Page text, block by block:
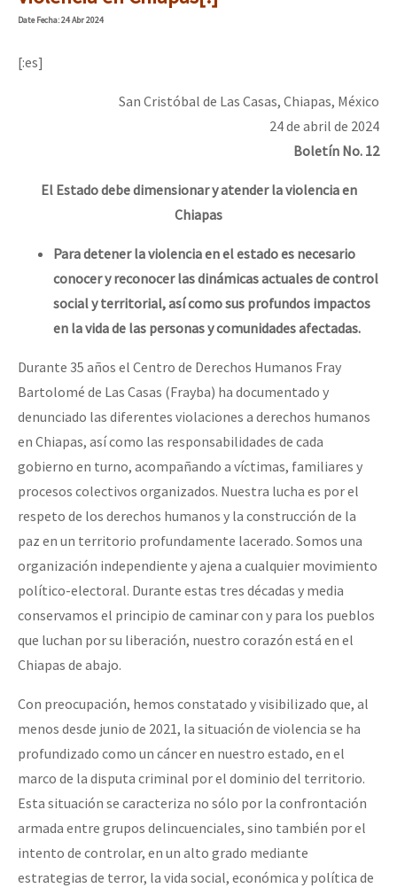
Mundo
Migración
Mujeres
Audio
Fotorreportaje
Video
Otras secciones
Semillero Guerra contra la Humanidad. (Las poblaciones y
la naturaleza bajo asedio)
Libros para descargar
Medios Libres
COVID-19
Contacto
Dia 1: Encontro “Guerra contra a Humanidade”
[CDMX – 20 julio] Jornadas globales por la libertad de Jesús
“Sonhando a Terra do Bem Virá” se publica no Estado Espanhol
Se o México sabe, que o mundo saiba! Nossas lutas pela
[25 abr – CDMX] Tokín por el CNI: 30 años de Resistencia y
DateFecha: 24 Abr 2024
[:es]
San Cristóbal de Las Casas, Chiapas, México
24 de abril de 2024
Boletín No. 12
El Estado debe dimensionar y atender la violencia en
Chiapas
Para detener la violencia en el estado es necesario
conocer y reconocer las dinámicas actuales de control
social y territorial, así como sus profundos impactos
en la vida de las personas y comunidades afectadas.
Durante 35 años el Centro de Derechos Humanos Fray
Bartolomé de Las Casas (Frayba) ha documentado y
denunciado las diferentes violaciones a derechos humanos
en Chiapas, así como las responsabilidades de cada
gobierno en turno, acompañando a víctimas, familiares y
procesos colectivos organizados. Nuestra lucha es por el
respeto de los derechos humanos y la construcción de la
paz en un territorio profundamente lacerado. Somos una
organización independiente y ajena a cualquier movimiento
político-electoral. Durante estas tres décadas y media
conservamos el principio de caminar con y para los pueblos
que luchan por su liberación, nuestro corazón está en el
Chiapas de abajo.
Con preocupación, hemos constatado y visibilizado que, al
menos desde junio de 2021, la situación de violencia se ha
profundizado como un cáncer en nuestro estado, en el
marco de la disputa criminal por el dominio del territorio.
Esta situación se caracteriza no sólo por la confrontación
armada entre grupos delincuenciales, sino también por el
intento de controlar, en un alto grado mediante
estrategias de terror, la vida social, económica y política de